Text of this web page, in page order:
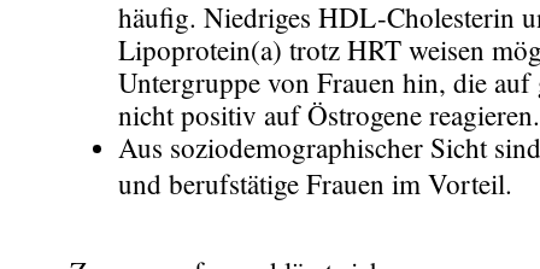
häufig. Niedriges HDL-Cholesterin
Lipoprotein(a) trotz HRT weisen
Untergruppe von Frauen hin, die auf
nicht positiv auf Östrogene reagieren.
Aus soziodemographischer Sicht
und berufstätige Frauen im Vorteil.